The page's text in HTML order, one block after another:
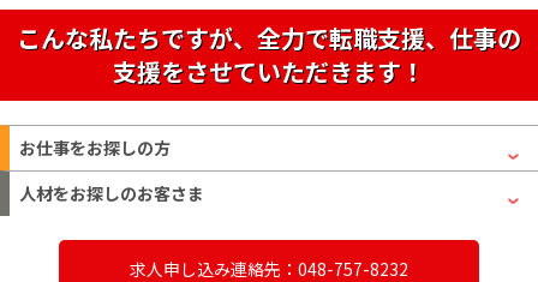
こんな私たちですが、全力で転職支援、仕事の
支援をさせていただきます！
お仕事をお探しの方
人材をお探しのお客さま
求人申し込み連絡先：048-757-8232